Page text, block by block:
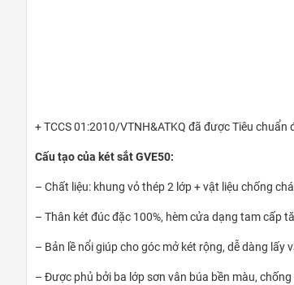
+ TCCS 01:2010/VTNH&ATKQ đã được Tiêu
Cấu tạo của két sắt GVE50:
– Chất liệu: khung vỏ thép 2 lớp + vật liệu chống
– Thân két đúc đặc 100%, hèm cửa dạng tam cấp
– Bản lề nổi giúp cho góc mở két rộng, dễ dàng lấy
– Được phủ bởi ba lớp sơn vân búa bền màu,